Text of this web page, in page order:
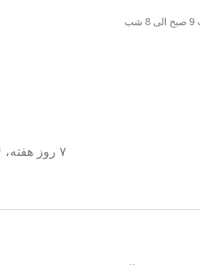
۷ روز هفته، ۲۴ ساعته